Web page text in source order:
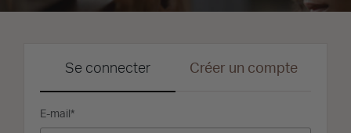
Se connecter Créer un compte
E-mail